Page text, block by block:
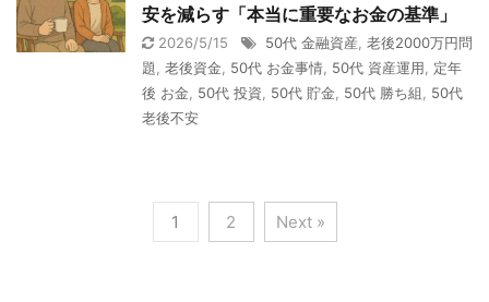
安を減らす「本当に重要なお金の基準」
2026/5/15 50代 金融資産 老後2000万円問
題
老後資金 50代 お金事情 50代 資産運用
定年
後 お金
50代 投資 50代 貯金 50代 勝ち組
50代
老後不安
1 2 Next »